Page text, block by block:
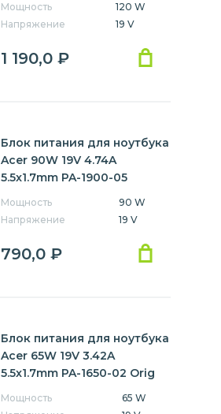
Мощность
120 W
Напряжение
19 V
1 190,0 ₽
Блок питания для ноутбука
Acer 90W 19V 4.74A
5.5x1.7mm PA-1900-05
Мощность
90 W
Напряжение
19 V
790,0 ₽
Блок питания для ноутбука
Acer 65W 19V 3.42A
5.5x1.7mm PA-1650-02 Orig
Мощность
65 W